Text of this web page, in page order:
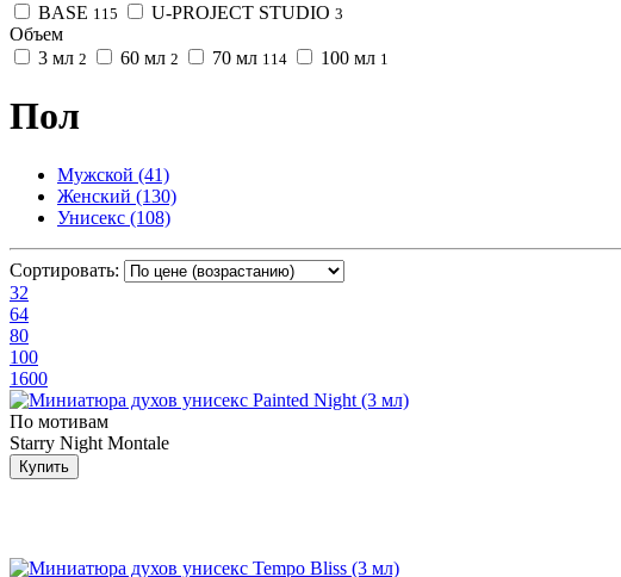
BASE 115 U-PROJECT STUDIO 3
Объем
3 мл 2 60 мл 2 70 мл 114 100 мл 1
Пол
Мужской (41)
Женский (130)
Унисекс (108)
Сортировать:
32
64
80
100
1600
По мотивам
Starry Night Montale
Купить